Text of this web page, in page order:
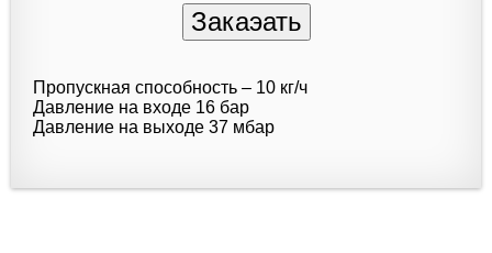
Пропускная способность – 10 кг/ч
Давление на входе 16 бар
Давление на выходе 37 мбар